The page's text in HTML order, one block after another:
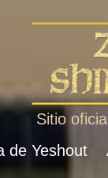
Sitio
de Yeshout